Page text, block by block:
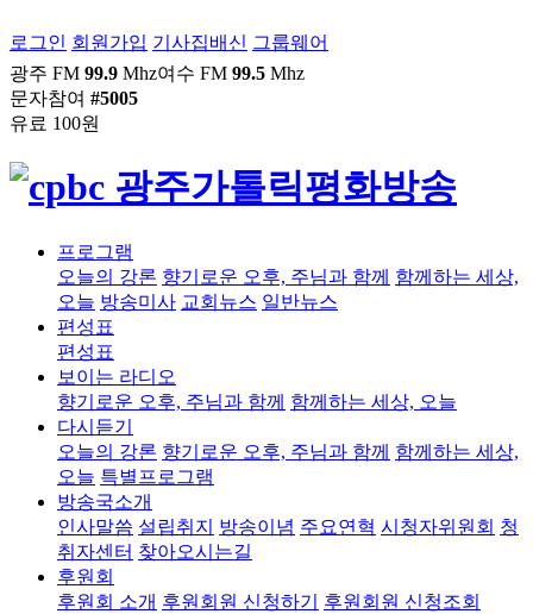
로그인 회원가입 기사집배신 그룹웨어
광주 FM 99.9 Mhz여수 FM 99.5 Mhz
문자참여 #5005
유료 100원
프로그램
오늘의 강론 향기로운 오후, 주님과 함께 함께하는 세상,
오늘 방송미사 교회뉴스 일반뉴스
편성표
편성표
보이는 라디오
향기로운 오후, 주님과 함께 함께하는 세상, 오늘
다시듣기
오늘의 강론 향기로운 오후, 주님과 함께 함께하는 세상,
오늘 특별프로그램
방송국소개
인사말씀 설립취지 방송이념 주요연혁 시청자위원회 청
취자센터 찾아오시는길
후원회
후원회 소개 후원회원 신청하기
후원회원 신청조회